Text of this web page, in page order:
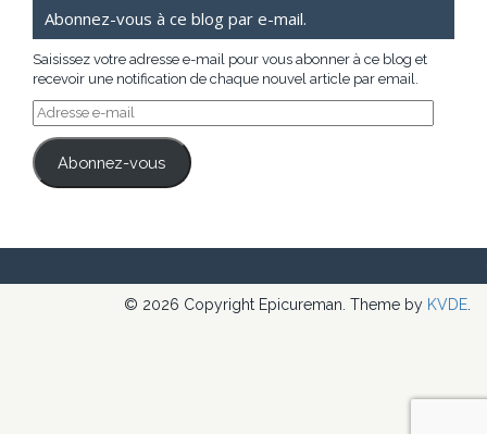
Abonnez-vous à ce blog par e-mail.
Saisissez votre adresse e-mail pour vous abonner à ce blog et
recevoir une notification de chaque nouvel article par email.
Adresse
e-
mail
Abonnez-vous
© 2026 Copyright Epicureman. Theme by KVDE.